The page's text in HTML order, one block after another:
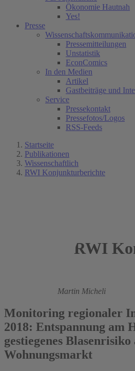
Ökonomie Hautnah
Yes!
Presse
Pressemitteilungen
Unstatistik
EconComics
In den Medien
Artikel
Gastbeiträge und
Service
Pressekontakt
Pressefotos/Logos
RSS-Feeds
Startseite
Publikationen
Wissenschaftlich
RWI Konjunkturberichte
RWI
Martin Micheli
Monitoring regionaler
2018: Entspannung am
gestiegenes Blasenrisiko
Wohnungsmarkt